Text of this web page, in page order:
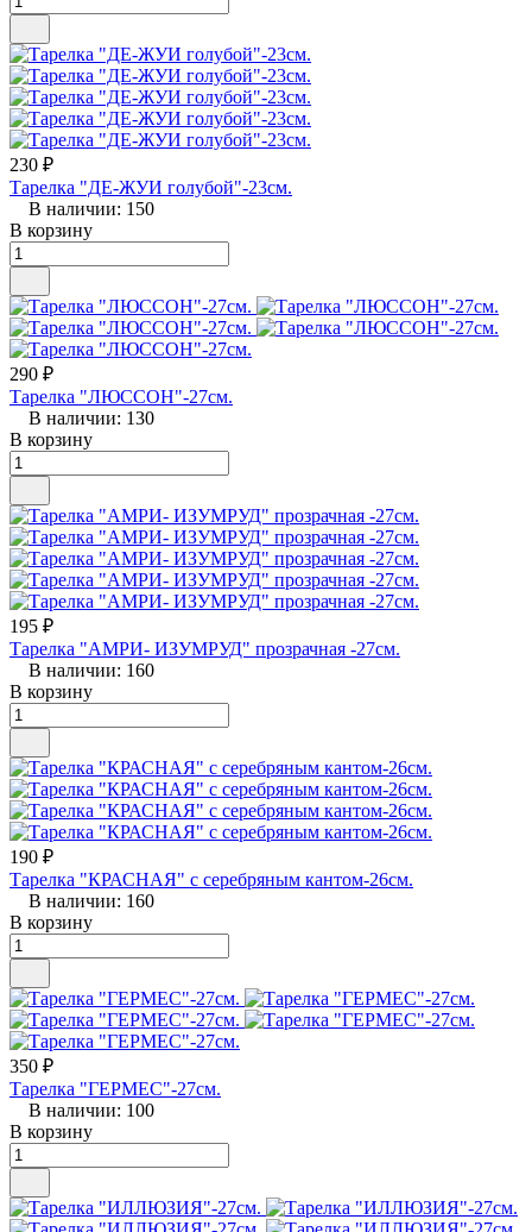
230 ₽
Тарелка "ДЕ-ЖУИ голубой"-23см.
В наличии: 150
В корзину
290 ₽
Тарелка "ЛЮССОН"-27см.
В наличии: 130
В корзину
195 ₽
Тарелка "АМРИ- ИЗУМРУД" прозрачная -27см.
В наличии: 160
В корзину
190 ₽
Тарелка "КРАСНАЯ" с серебряным кантом-26см.
В наличии: 160
В корзину
350 ₽
Тарелка "ГЕРМЕС"-27см.
В наличии: 100
В корзину